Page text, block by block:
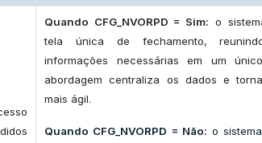
Quando CFG_NVORPD = Sim: o
tela única de fechamento,
informações necessárias em um
abordagem centraliza os dados e
mais ágil.
Quando CFG_NVORPD = Não: o